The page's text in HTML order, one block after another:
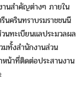
านสำคัญต่างๆ ภายใน
นครินทราบรมราชชนนี
นทะเบียนแลประมวลผล
ทั้งสำนักงานส่วน
หน้าที่ติดต่อประสานงาน